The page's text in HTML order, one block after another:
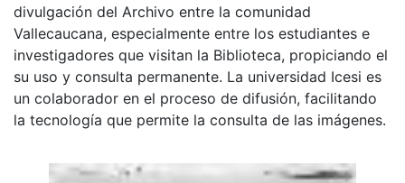
divulgación del Archivo entre la comunidad
Vallecaucana, especialmente entre los estudiantes e
investigadores que visitan la Biblioteca, propiciando el
su uso y consulta permanente. La universidad Icesi es
un colaborador en el proceso de difusión, facilitando
la tecnología que permite la consulta de las imágenes.